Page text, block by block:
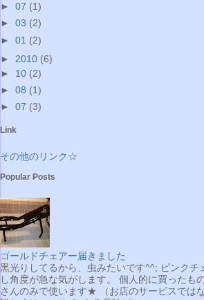
► 07 (1)
► 03 (2)
► 01 (2)
► 2010 (6)
► 10 (2)
► 08 (1)
► 07 (3)
Link
その他のリンク☆
Popular Posts
ゴールドチェアー届きました
黒光りしてるから、虫みたいです^^; ピンクチ
し角度が急な気がします。 個人的に買ったも
さんのみで使います★ （お店のサービスでは